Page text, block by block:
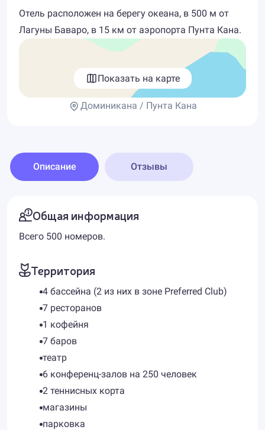
Отель расположен на берегу океана, в 500 м от
Лагуны Баваро, в 15 км от аэропорта Пунта Кана.
Показать на карте
Доминикана / Пунта Кана
Описание Отзывы
Общая информация
Всего 500 номеров.
Территория
4 бассейна (2 из них в зоне Preferred Club)
7 ресторанов
1 кофейня
7 баров
театр
6 конференц-залов на 250 человек
2 теннисных корта
магазины
парковка